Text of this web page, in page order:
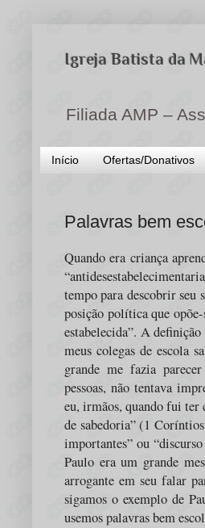
Igreja Batista da
Filiada AMP –
Início Ofertas/Donativos
Palavras bem
Quando era criança
tempo para descobrir
posição política que
estabelecida”. A
meus colegas de escola
grande me fazia
pessoas, não tentava
eu, irmãos, quando fui ter
de sabedoria” (1 Coríntios
importantes” ou
Paulo era um grande
arrogante em seu falar
sigamos o exemplo de
usemos palavras bem